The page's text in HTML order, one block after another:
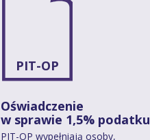
PIT-OP
Oświadczenie
w sprawie 1,5% podatku
PIT-OP wypełniają osoby,